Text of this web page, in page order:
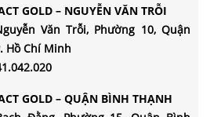
GOLD – NGUYỄN VĂN TRỖI
Văn Trỗi, Phường 10, Quận
Hồ Chí Minh
GOLD – QUẬN BÌNH THẠNH